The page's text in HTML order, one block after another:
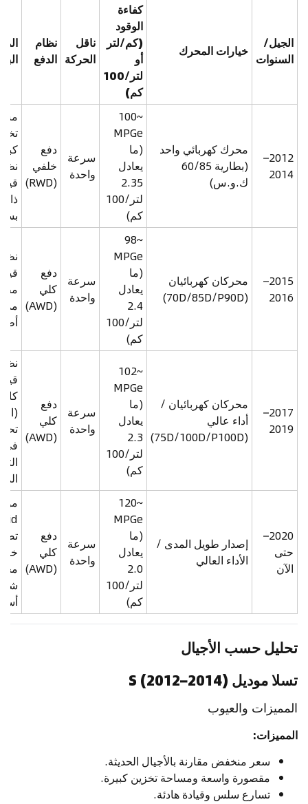
الجيل/
السنوات خيارات المحرك
كفاءة
الوقود
(كم/لتر
أو
لتر/100
كم)
ناقل
الحركة
نظام
الدفع
2012–
2014
محرك كهربائي واحد
(بطارية 60/85
ك.و.س)
~100
MPGe
(ما
يعادل
2.35
لتر/100
كم)
سرعة
واحدة
دفع
خلفي
(RWD)
2015–
2016
محركان كهربائيان
(70D/85D/P90D)
~98
MPGe
(ما
يعادل
2.4
لتر/100
كم)
سرعة
واحدة
دفع
كلي
(AWD)
2017–
2019
محركان كهربائيان /
أداء عالي
(75D/100D/P100D)
~102
MPGe
(ما
يعادل
2.3
لتر/100
كم)
سرعة
واحدة
دفع
كلي
(AWD)
في
2020–
حتى
الآن
إصدار طويل المدى /
الأداء العالي
~120
MPGe
(ما
يعادل
2.0
لتر/100
كم)
سرعة
واحدة
دفع
كلي
(AWD)
تحليل حسب الأجيال
تسلا موديل S (2012–2014)
المميزات والعيوب
المميزات:
سعر منخفض مقارنة بالأجيال الحديثة.
مقصورة واسعة ومساحة تخزين كبيرة.
تسارع سلس وقيادة هادئة.